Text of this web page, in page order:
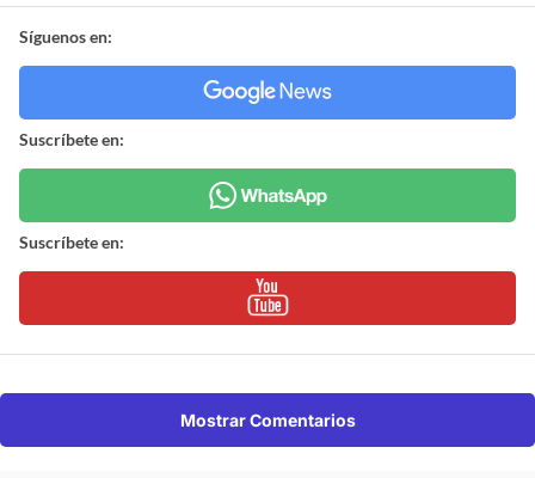
Síguenos en:
Suscríbete en:
Suscríbete en:
Mostrar Comentarios